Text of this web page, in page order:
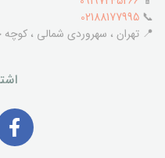
📞
02188177995
📍 تهران ، سهروردی شمالی ، کوچه حاج